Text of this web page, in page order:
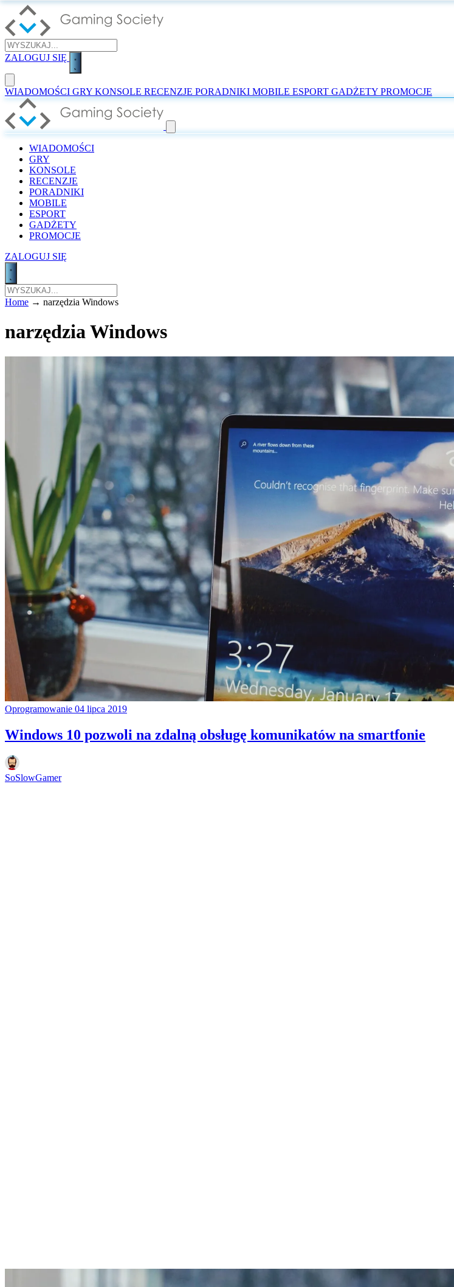
ZALOGUJ SIĘ
WIADOMOŚCI GRY KONSOLE RECENZJE PORADNIKI MOBILE ESPORT GADŻETY PROMOCJE
WIADOMOŚCI
GRY
KONSOLE
RECENZJE
PORADNIKI
MOBILE
ESPORT
GADŻETY
PROMOCJE
ZALOGUJ SIĘ
Home → narzędzia Windows
narzędzia Windows
Oprogramowanie 04 lipca 2019
Windows 10 pozwoli na zdalną obsługę komunikatów na smartfonie
SoSlowGamer